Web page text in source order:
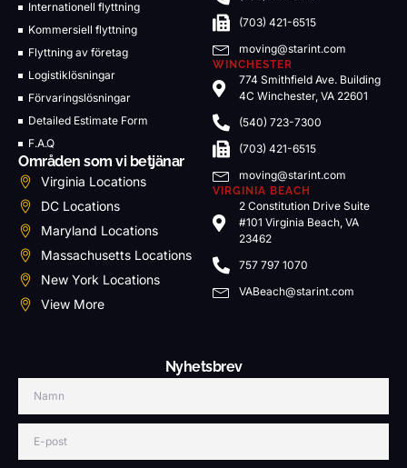
Internationell flyttning
Kommersiell flyttning
Flyttning av företag
Logistiklösningar
Förvaringslösningar
Detailed Estimate Form
F.A.Q
Områden som vi betjänar
Virginia Locations
DC Locations
Maryland Locations
Massachusetts Locations
New York Locations
View More
(703) 421-6515
moving@starint.com
WINCHESTER
774 Smithfield Ave. Building
4C Winchester, VA 22601
(540) 723-7300
(703) 421-6515
moving@starint.com
VIRGINIA BEACH
2 Constitution Drive Suite
#101 Virginia Beach, VA
23462
757 797 1070
VABeach@starint.com
Nyhetsbrev